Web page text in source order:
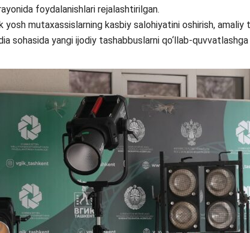
foydalanishlari rejalashtirilgan.
yosh mutaxassislarning kasbiy salohiyatini oshirish, amaliy
sohasida yangi ijodiy tashabbuslarni qo‘llab-